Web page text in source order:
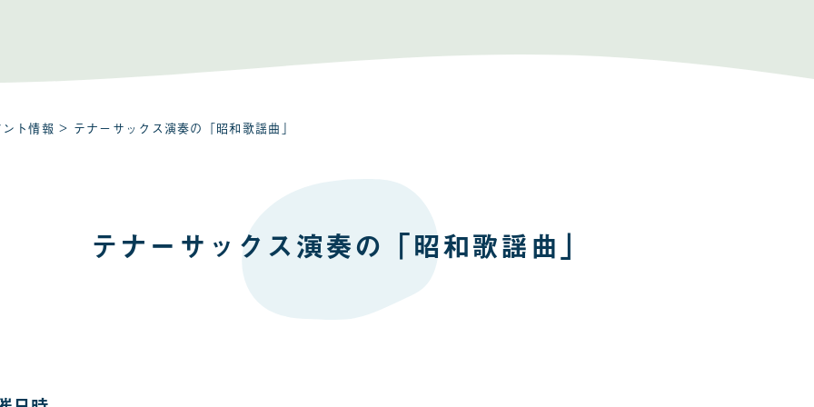
ト情報 > テナーサックス演奏の「昭和歌謡曲」
テナーサックス演奏の「昭和歌謡曲」